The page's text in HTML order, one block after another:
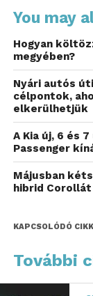
vadveszélyt
sem árt, ha
értelmezni.
Olyan
rendszeresen
jelzik. Ha
alábbiak
lakott
méter, lakott
hogy
óra
You may
Hogyan
megyében?
Nyári autós
célpontok,
elkerülhetjük
A Kia új, 6 és
Passenger
Májusban
hibrid Corollát
KAPCSOLÓDÓ
További